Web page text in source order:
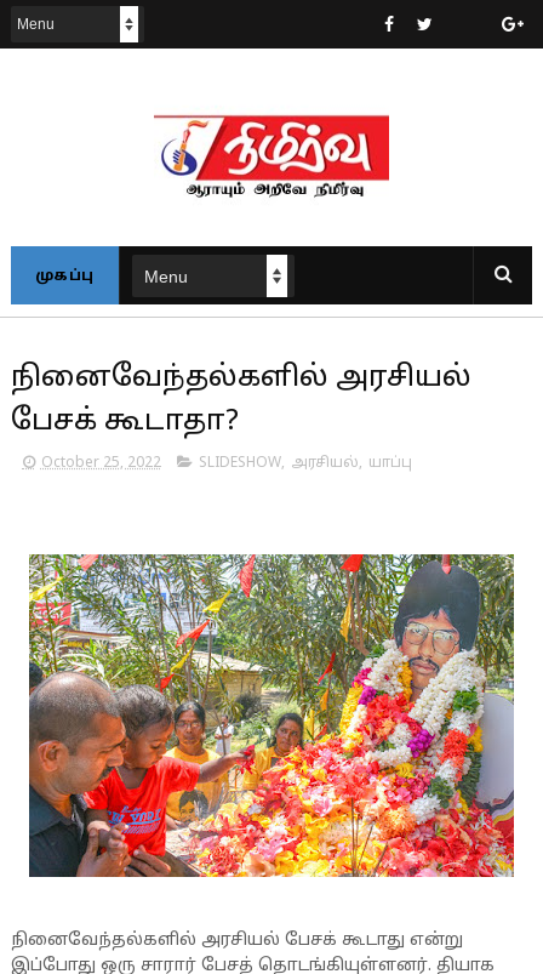
முகப்பு
நினைவேந்தல்களில் அரசியல்
பேசக் கூடாதா?
October 25, 2022 SLIDESHOW, அரசியல், யாப்பு
நினைவேந்தல்களில் அரசியல் பேசக் கூடாது என்று
இப்போது ஒரு சாரார் பேசத் தொடங்கியுள்ளனர். தியாக